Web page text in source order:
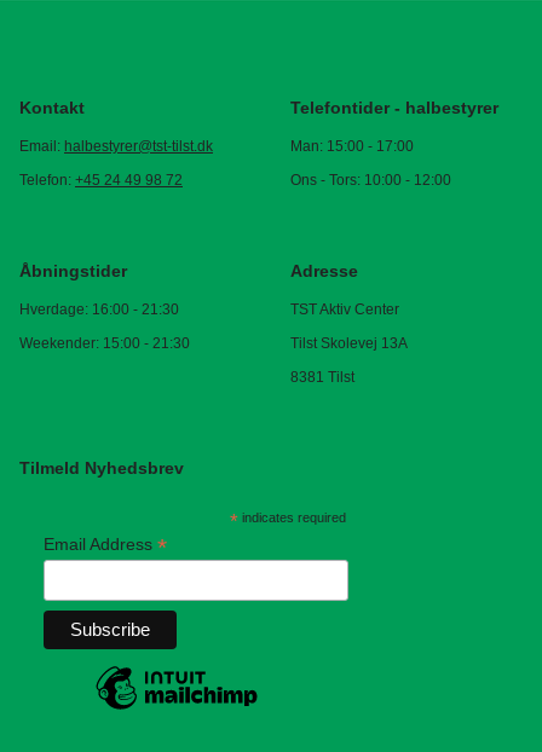
Kontakt
Email: halbestyrer@tst-tilst.dk
Telefon: +45 24 49 98 72
Telefontider - halbestyrer
Man: 15:00 - 17:00
Ons - Tors: 10:00 - 12:00
Åbningstider
Hverdage: 16:00 - 21:30
Weekender: 15:00 - 21:30
Adresse
TST Aktiv Center
Tilst Skolevej 13A
8381 Tilst
Tilmeld Nyhedsbrev
*indicates required
Email Address *